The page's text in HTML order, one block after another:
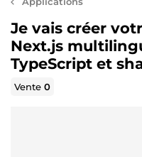
Je vais créer
Next.js
TypeScript et
Vente0